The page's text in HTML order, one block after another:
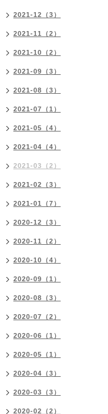
2021-12（3）
2021-11（2）
2021-10（2）
2021-09（3）
2021-08（3）
2021-07（1）
2021-05（4）
2021-04（4）
2021-03（2）
2021-02（3）
2021-01（7）
2020-12（3）
2020-11（2）
2020-10（4）
2020-09（1）
2020-08（3）
2020-07（2）
2020-06（1）
2020-05（1）
2020-04（3）
2020-03（3）
2020-02（2）